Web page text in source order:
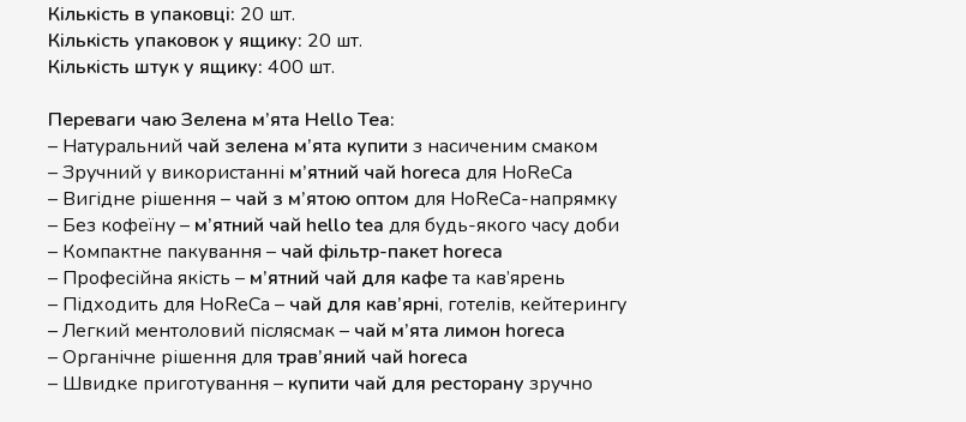
Кількість в упаковці: 20 шт.
Кількість упаковок у ящику: 20 шт.
Кількість штук у ящику: 400 шт.
Переваги чаю Зелена м’ята Hello Tea:
– Натуральний чай зелена м’ята купити з насиченим смаком
– Зручний у використанні м’ятний чай horeca для HoReCa
– Вигідне рішення – чай з м’ятою оптом для HoReCa-напрямку
– Без кофеїну – м’ятний чай hello tea для будь-якого часу доби
– Компактне пакування – чай фільтр-пакет horeca
– Професійна якість – м’ятний чай для кафета кав’ярень
– Підходить для HoReCa – чай для кав’ярні, готелів, кейтерингу
– Легкий ментоловий післясмак – чай м’ята лимон horeca
– Органічне рішення для трав’яний чай horeca
– Швидке приготування – купити чай для ресторану зручно